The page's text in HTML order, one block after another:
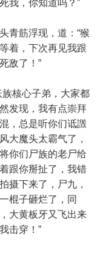
我，你知道吗？”
青筋浮现，道：“猴
着，下次再见我跟
敌了！”
核心子弟，大家都
发现，我有点崇拜
，总是听你们诋譭
大魔头太霸气了，
你们尸族的老尸给
跟你掰扯了，我错
摄下来了，尸九，
棍子砸烂了，同
大黄板牙又飞出来
击穿！”